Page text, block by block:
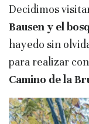
Decidimos
Bausen y el
hayedo sin
para realizar
Camino de la